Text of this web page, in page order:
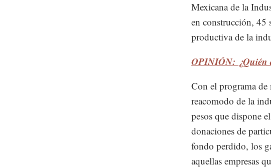
Mexicana de la
en construcción, 45
productiva de la
OPINIÓN: ¿Quién
Con el programa de
reacomodo de la
pesos que dispone
donaciones de
fondo perdido, los
aquellas empresas